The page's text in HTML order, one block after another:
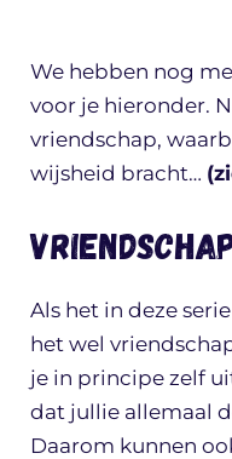
We hebben nog
voor je hieronder.
vriendschap,
wijsheid bracht…
Als het in deze
het wel
je in principe zelf
dat jullie allemaal
Daarom kunnen